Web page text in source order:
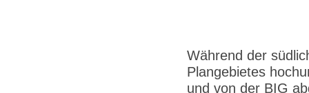
Während der
Plangebietes
und von der BIG